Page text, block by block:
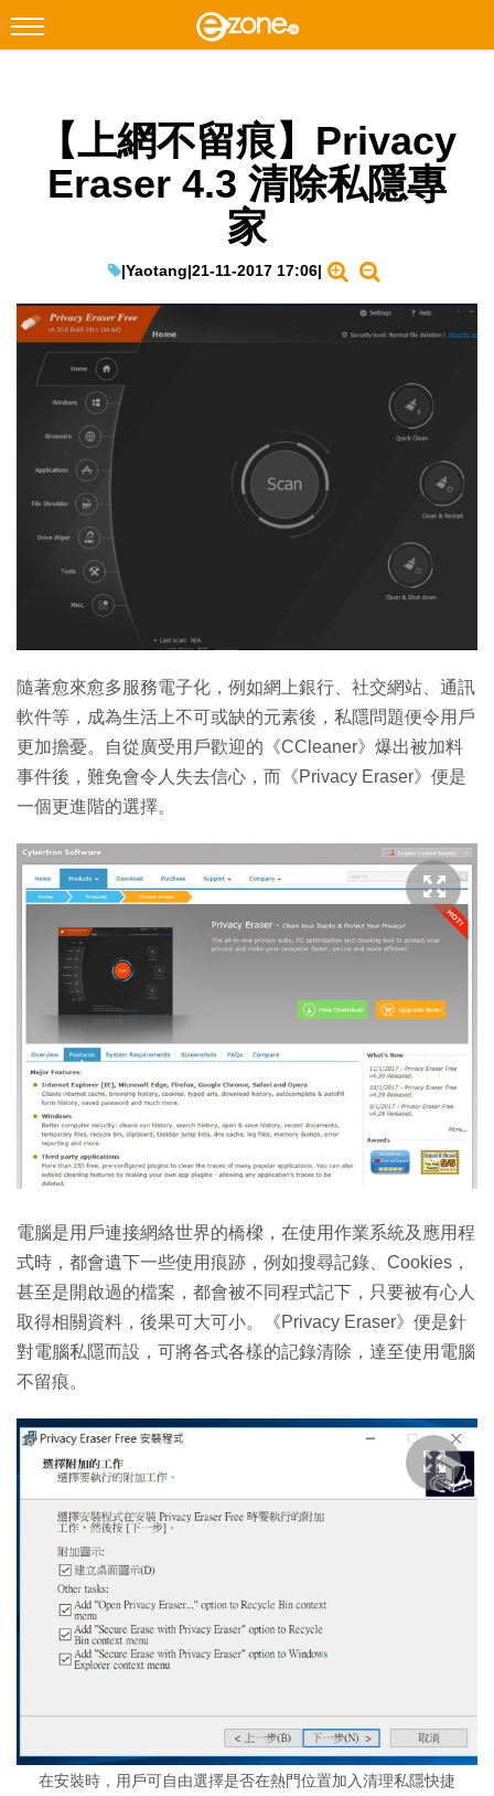
Facebook Instagram
科技焦點
教學評測
EduTech
生成式AI與雲端應用
Enterprise Digital Transformation
【上網不留痕】Privacy
Eraser 4.3 清除私隱專
家
|Yaotang|21-11-2017 17:06|
隨著愈來愈多服務電子化，例如網上銀行、社交網站、通訊
軟件等，成為生活上不可或缺的元素後，私隱問題便令用戶
更加擔憂。自從廣受用戶歡迎的《CCleaner》爆出被加料
事件後，難免會令人失去信心，而《Privacy Eraser》便是
一個更進階的選擇。
電腦是用戶連接網絡世界的橋樑，在使用作業系統及應用程
式時，都會遺下一些使用痕跡，例如搜尋記錄、Cookies，
甚至是開啟過的檔案，都會被不同程式記下，只要被有心人
取得相關資料，後果可大可小。《Privacy Eraser》便是針
對電腦私隱而設，可將各式各樣的記錄清除，達至使用電腦
不留痕。
在安裝時，用戶可自由選擇是否在熱門位置加入清理私隱快捷